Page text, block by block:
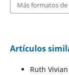
Más formatos de
Artículos
Ruth